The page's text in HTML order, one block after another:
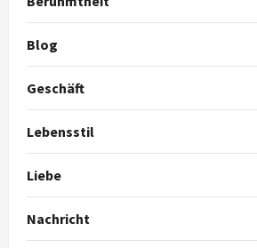
Blog
Geschäft
Lebensstil
Liebe
Nachricht